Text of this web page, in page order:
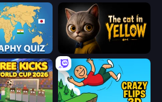
Geography Quiz: Flags and Capitals The Cat in Yellow